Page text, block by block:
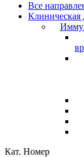
Все
Клиническая
Кат. Номер